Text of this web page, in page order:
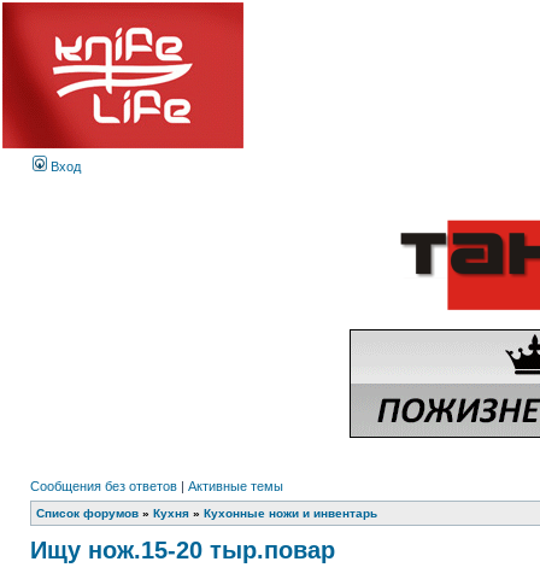
Вход
Сообщения без ответов | Активные темы
Список форумов » Кухня » Кухонные ножи и инвентарь
Ищу нож.15-20 тыр.повар